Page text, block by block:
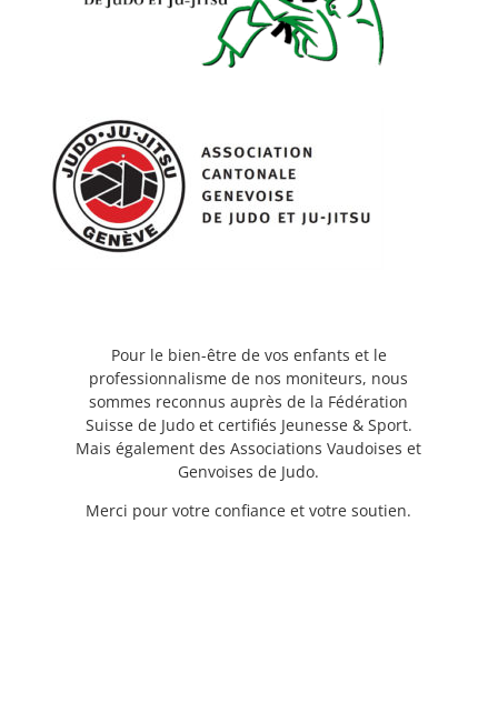
Pour le bien-être de vos enfants et le
professionnalisme de nos moniteurs, nous
sommes reconnus auprès de la Fédération
Suisse de Judo et certifiés Jeunesse & Sport.
Mais également des Associations Vaudoises et
Genvoises de Judo.
Merci pour votre confiance et votre soutien.